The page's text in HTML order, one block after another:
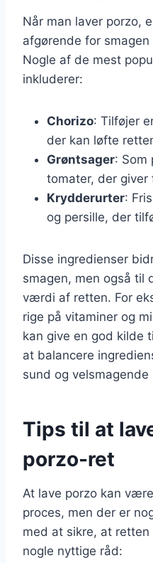
Når man laver porzo,
afgørende for
Nogle af de mest
inkluderer:
Chorizo: Tilføjer
der kan løfte
Grøntsager: Som
tomater, der
Krydderurter:
og persille, der
Disse ingredienser
smagen, men også
værdi af retten. For
rige på vitaminer og
kan give en god kilde
at balancere
sund og velsmagende
Tips til at
porzo-ret
At lave porzo kan
proces, men der er
med at sikre, at
nogle nyttige råd: